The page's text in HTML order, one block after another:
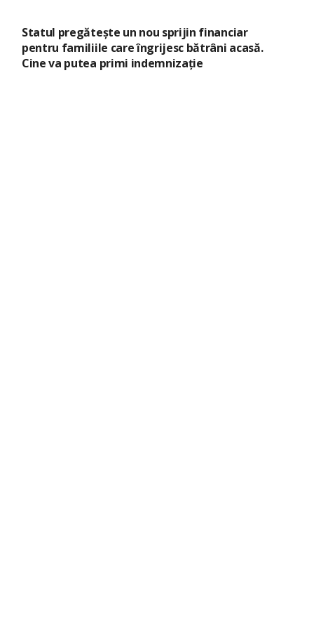
Statul pregătește un nou sprijin financiar
pentru familiile care îngrijesc bătrâni acasă.
Cine va putea primi indemnizație